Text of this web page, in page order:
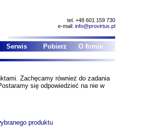
tel. +48 601 159 730
e-mail: info@provirtus.pl
Serwis Pobierz O firmie
Zachęcamy również do zadania
się odpowiedzieć na nie w
produktu